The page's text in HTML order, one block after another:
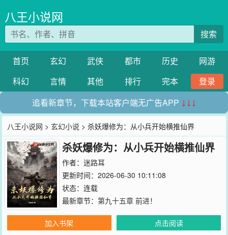
八王小说网
搜索
首页 玄幻 武侠 都市 历史
网游
科幻
言情 其他 排行 完本
登录
追看新章节，下载本站客户端无广告APP ↓↓↓
八王小说网 >玄幻小说 > 杀妖爆修为：从小兵开始横推仙界
杀妖爆修为：从小兵开始横推仙界
作者： 迷路耳
更新时间：2026-06-30 10:11:08
状态：连载
最新章节： 第九十五章 前进！
加入书架
点击阅读